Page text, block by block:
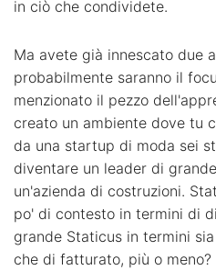
in ciò che condividete.
Ma avete già innescato due
probabilmente saranno il
menzionato il pezzo
creato un ambiente dove tu
da una startup di moda sei
diventare un leader di
un'azienda di costruzioni.
po' di contesto in termini di
grande Staticus in termini
che di fatturato, più o meno?